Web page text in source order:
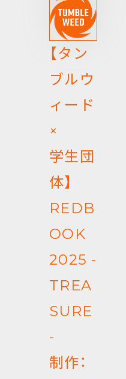
【タン
ブルウ
ィード
×
学生団
体】
REDB
OOK
2025 -
TREA
SURE
-
制作：